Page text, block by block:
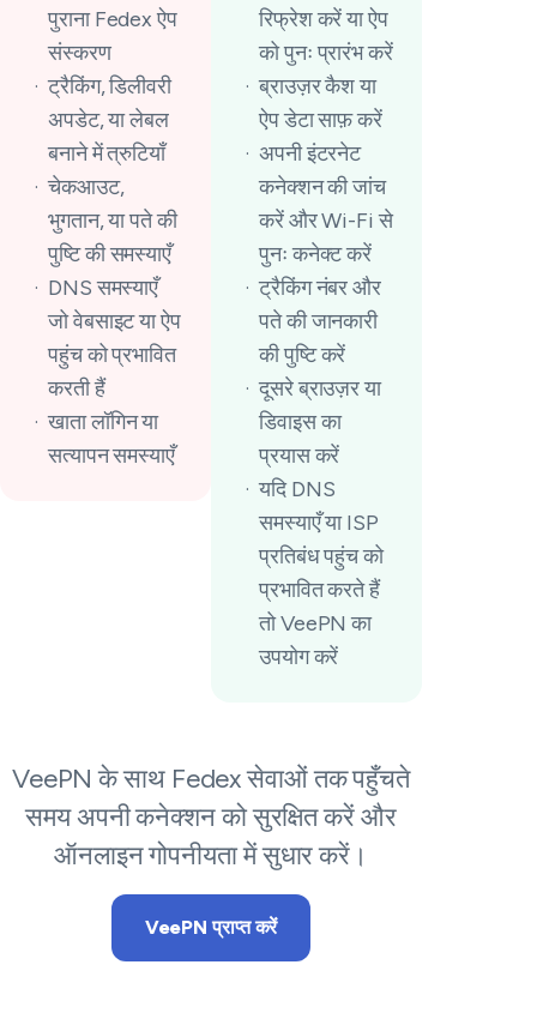
पुराना Fedex ऐप
संस्करण
ट्रैकिंग, डिलीवरी
अपडेट, या लेबल
बनाने में त्रुटियाँ
चेकआउट,
भुगतान, या पते की
पुष्टि की समस्याएँ
DNS समस्याएँ
जो वेबसाइट या ऐप
पहुंच को प्रभावित
करती हैं
खाता लॉगिन या
सत्यापन समस्याएँ
रिफ्रेश करें या ऐप
को पुनः प्रारंभ करें
ब्राउज़र कैश या
ऐप डेटा साफ़ करें
अपनी इंटरनेट
कनेक्शन की जांच
करें और Wi-Fi से
पुनः कनेक्ट करें
ट्रैकिंग नंबर और
पते की जानकारी
की पुष्टि करें
दूसरे ब्राउज़र या
डिवाइस का
प्रयास करें
यदि DNS
समस्याएँ या ISP
प्रतिबंध पहुंच को
प्रभावित करते हैं
तो VeePN का
उपयोग करें
VeePN के साथ Fedex सेवाओं तक पहुँचते
समय अपनी कनेक्शन को सुरक्षित करें और
ऑनलाइन गोपनीयता में सुधार करें।
VeePN प्राप्त करें